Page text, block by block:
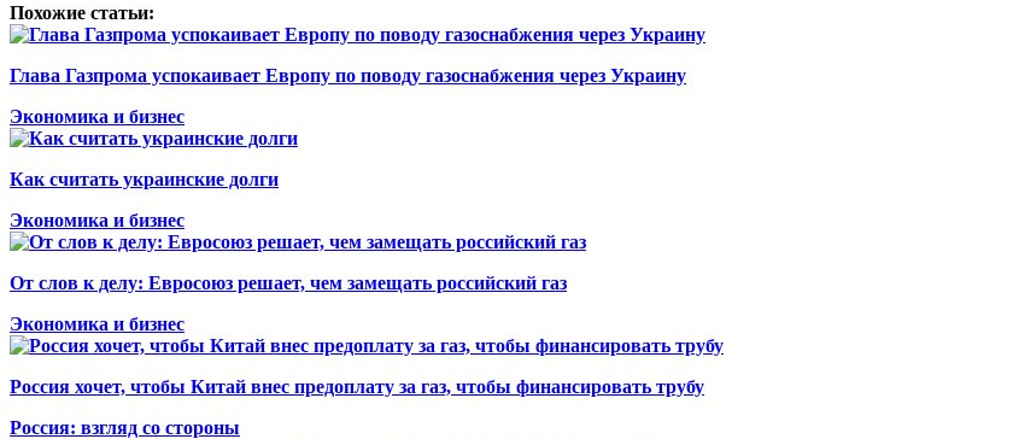
Похожие статьи:
Глава Газпрома успокаивает Европу по поводу газоснабжения через Украину
Экономика и бизнес
Как считать украинские долги
Экономика и бизнес
От слов к делу: Евросоюз решает, чем замещать российский газ
Экономика и бизнес
Россия хочет, чтобы Китай внес предоплату за газ, чтобы финансировать трубу
Россия: взгляд со стороны